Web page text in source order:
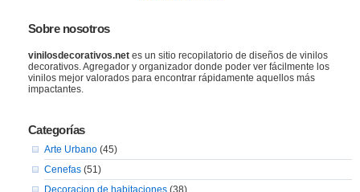
Sobre nosotros
vinilosdecorativos.netes un sitio recopilatorio de diseños de vinilos
decorativos. Agregador y organizador donde poder ver fácilmente los
vinilos mejor valorados para encontrar rápidamente aquellos más
impactantes.
Categorías
Arte Urbano(45)
Cenefas(51)
Decoracion de habitaciones(38)